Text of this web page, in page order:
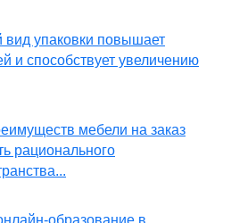
упаковки повышает
и способствует увеличению
мебели на заказ
рационального
образование в